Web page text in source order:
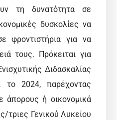
τη δυνατότητα σε
δυσκολίες να
φροντιστήρια για να
τους. Πρόκειται για
Διδασκαλίας
το 2024, παρέχοντας
άπορους ή οικονομικά
τριες Γενικού Λυκείου